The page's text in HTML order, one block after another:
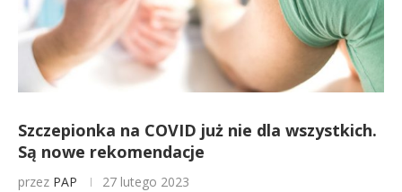
Szczepionka na COVID już nie dla wszystkich.
Są nowe rekomendacje
przez PAP 27 lutego 2023